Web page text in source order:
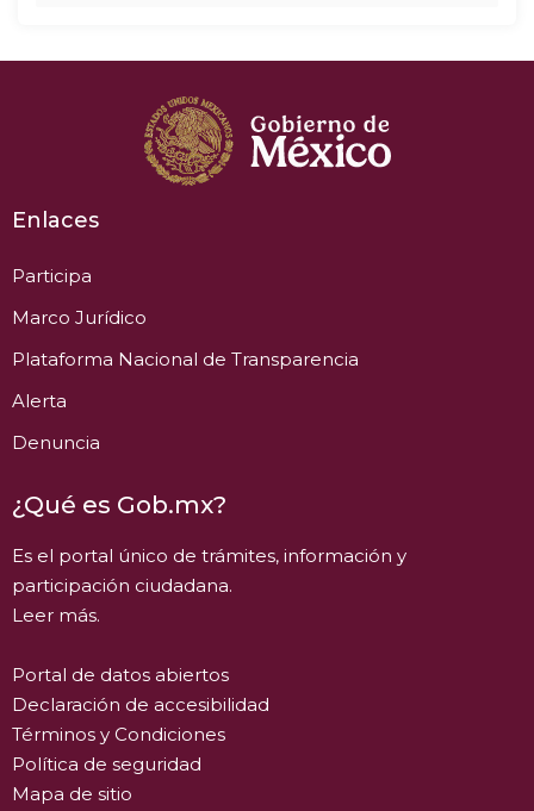
Enlaces
Participa
Marco Jurídico
Plataforma Nacional de Transparencia
Alerta
Denuncia
¿Qué es Gob.mx?
Es el portal único de trámites, información y
participación ciudadana.
Leer más.
Portal de datos abiertos
Declaración de accesibilidad
Términos y Condiciones
Política de seguridad
Mapa de sitio